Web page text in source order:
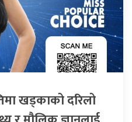
खड्काको दरिलो